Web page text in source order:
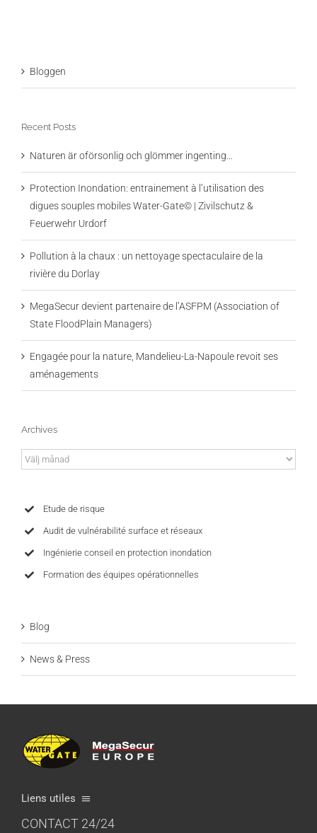
Bloggen
Recent Posts
Naturen är oförsonlig och glömmer ingenting…
Protection Inondation: entrainement à l’utilisation des
digues souples mobiles Water-Gate© | Zivilschutz &
Feuerwehr Urdorf
Pollution à la chaux : un nettoyage spectaculaire de la
rivière du Dorlay
MegaSecur devient partenaire de l’ASFPM (Association of
State FloodPlain Managers)
Engagée pour la nature, Mandelieu-La-Napoule revoit ses
aménagements
Archives
Archives
Etude de risque
Audit de vulnérabilité surface et réseaux
Ingénierie conseil en protection inondation
Formation des équipes opérationnelles
Blog
News & Press
Liens utiles
Vilka är vi?
CONTACT 24/24